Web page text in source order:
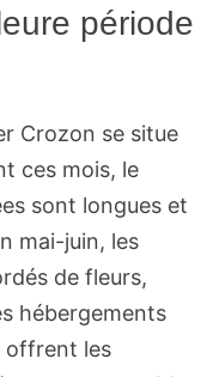
période
Crozon se situe
ces mois, le
sont longues et
mai-juin, les
de fleurs,
hébergements
offrent les